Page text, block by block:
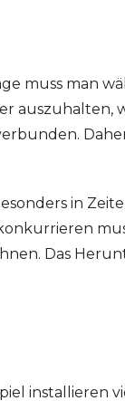
muss man
auszuhalten,
Daher
in
Das
installieren